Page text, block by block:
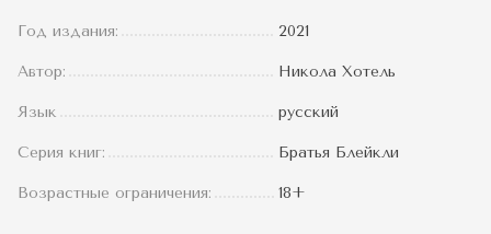
Год издания: 2021
Автор: Никола Хотель
Язык русский
Серия книг: Братья Блейкли
Возрастные ограничения: 18+